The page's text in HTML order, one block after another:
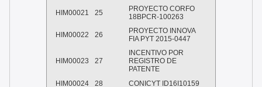
HIM00021 25
PROYECTO CORFO
18BPCR-100263
HIM00022 26
PROYECTO INNOVA
FIA PYT 2015-0447
HIM00023 27
INCENTIVO POR
REGISTRO DE
PATENTE
HIM00024
28 CONICYT ID16I10159